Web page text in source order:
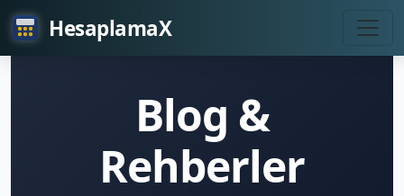
HesaplamaX
Blog &
Rehberler